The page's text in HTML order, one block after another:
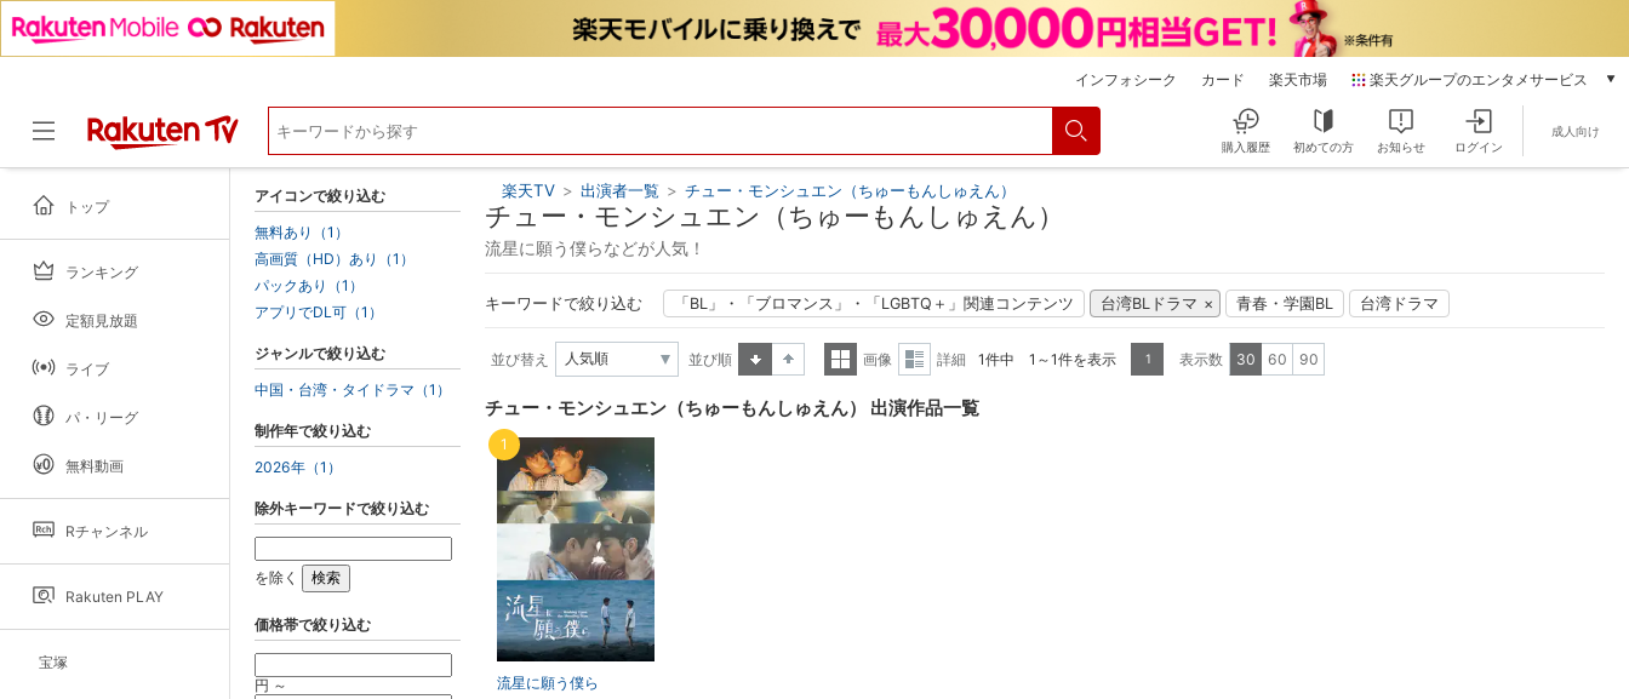
インフォシーク カード 楽天市場 楽天グループのエンタメサービス
本/ゲーム/CD/DVD
雑誌読み放題
楽天マガジン
動画配信
購入履歴 初めての方 お知らせ ログイン
成人向け
トップ
ランキング
定額見放題
ライブ
パ・リーグ
無料動画
Rチャンネル
Rakuten PLAY
宝塚
楽天TV > 出演者一覧 > チュー・モンシュエン（ちゅーもんしゅえん）
チュー・モンシュエン（ちゅーもんしゅえん）
流星に願う僕らなどが人気！
キーワードで絞り込む 「BL」・「ブロマンス」・「LGBTQ＋」関連コンテンツ 台湾BLドラマ 青春・学園BL 台湾ドラマ
並び替え
並び順
表示
画像
表示
詳細 1件中 1～1件を表示 1 表示数 30 60 90
チュー・モンシュエン（ちゅーもんしゅえん） 出演作品一覧
流星に願う僕ら
1
アイコンで絞り込む
無料あり（1）
高画質（HD）あり（1）
パックあり（1）
アプリでDL可（1）
ジャンルで絞り込む
中国・台湾・タイドラマ（1）
制作年で絞り込む
2026年（1）
除外キーワードで絞り込む
を除く
価格帯で絞り込む
円 ～